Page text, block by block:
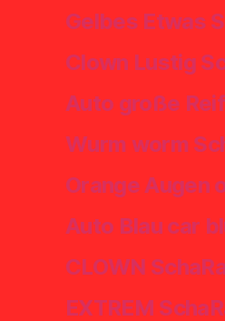
Gelbes Etwas
Clown Lustig
Auto große
Wurm worm
Orange Augen
Auto Blau car
CLOWN
EXTREM